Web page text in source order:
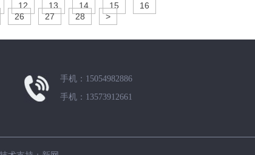
12 13 14 15
16
26 27 28 >
手机：15054982886
手机：13573912661